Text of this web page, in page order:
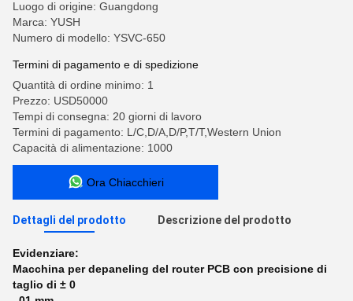
Luogo di origine: Guangdong
Marca: YUSH
Numero di modello: YSVC-650
Termini di pagamento e di spedizione
Quantità di ordine minimo: 1
Prezzo: USD50000
Tempi di consegna: 20 giorni di lavoro
Termini di pagamento: L/C,D/A,D/P,T/T,Western Union
Capacità di alimentazione: 1000
Ora Chiacchieri
Dettagli del prodotto Descrizione del prodotto
Evidenziare:
Macchina per depaneling del router PCB con precisione di
taglio di ± 0